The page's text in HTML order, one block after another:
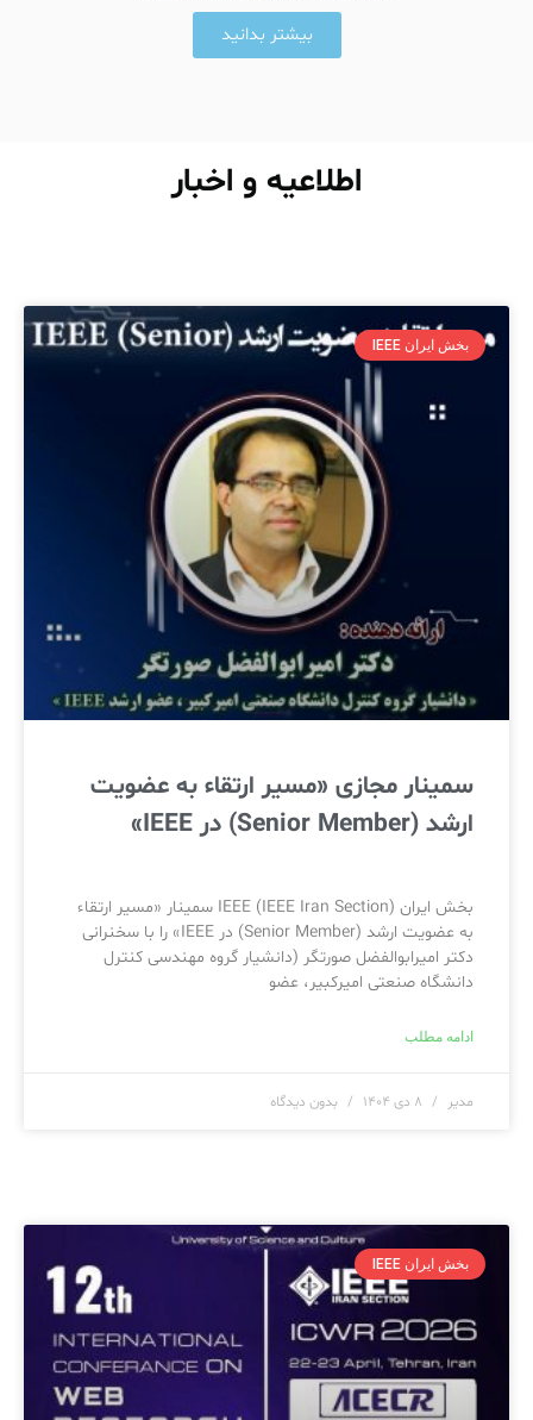
بیشتر بدانید
اطلاعیه و اخبار
بخش ایران IEEE
سمینار مجازی «مسیر ارتقاء به عضویت
ارشد (Senior Member) در IEEE»
بخش ایران IEEE (IEEE Iran Section) سمینار «مسیر ارتقاء
به عضویت ارشد (Senior Member) در IEEE» را با سخنرانی
دکتر امیرابوالفضل صورتگر (دانشیار گروه مهندسی کنترل
دانشگاه صنعتی امیرکبیر، عضو
ادامه مطلب
مدیر ۸ دی ۱۴۰۴ بدون دیدگاه
بخش ایران IEEE